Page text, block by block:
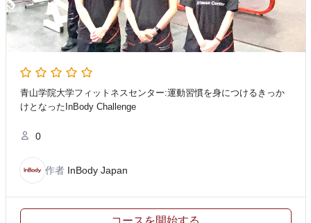
青山学院大学フィットネスセンター:運動習慣を身につけるきっか
けとなったInBody Challenge
0
作者 InBody Japan